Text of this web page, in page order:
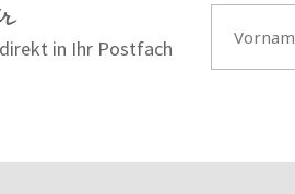
in Ihr Postfach